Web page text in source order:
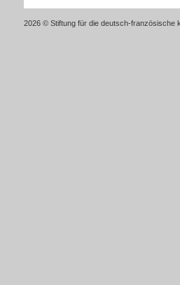
2026 © Stiftung für die deutsch-französische